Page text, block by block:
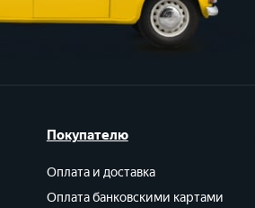
Покупателю
Оплата и доставка
Оплата банковскими картами